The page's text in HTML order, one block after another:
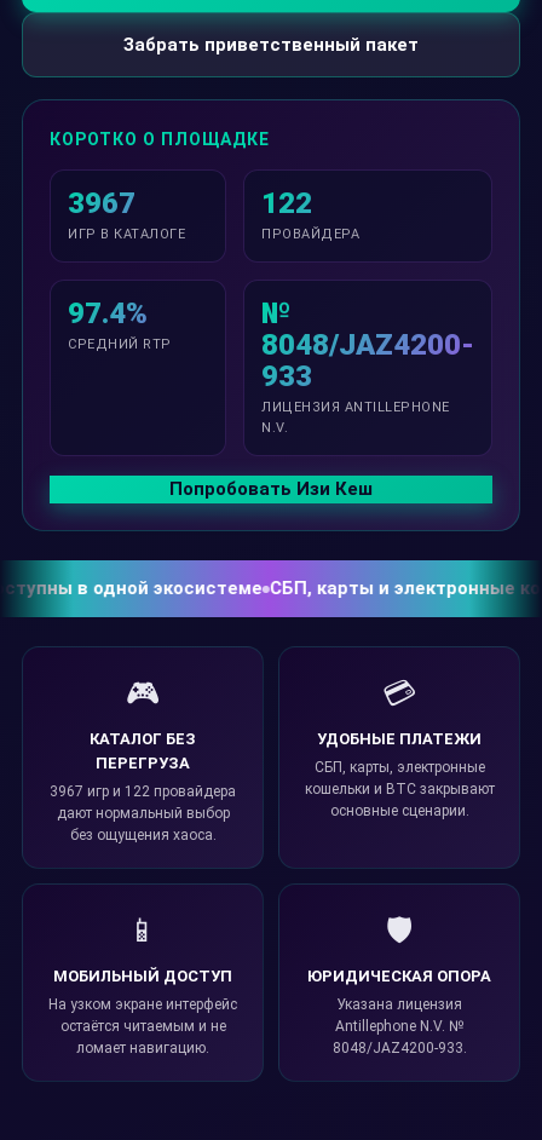
Забрать приветственный пакет
КОРОТКО О ПЛОЩАДКЕ
3967
ИГР В КАТАЛОГЕ
122
ПРОВАЙДЕРА
97.4%
СРЕДНИЙ RTP
№
8048/JAZ4200-
933
ЛИЦЕНЗИЯ ANTILLEPHONE
N.V.
Попробовать Изи Кеш
в одной экосистеме СБП, карты и электронные
🎮
КАТАЛОГ БЕЗ
ПЕРЕГРУЗА
3967 игр и 122 провайдера
дают нормальный выбор
без ощущения хаоса.
💳
УДОБНЫЕ ПЛАТЕЖИ
СБП, карты, электронные
кошельки и BTC закрывают
основные сценарии.
📱
МОБИЛЬНЫЙ ДОСТУП
На узком экране интерфейс
остаётся читаемым и не
ломает навигацию.
🛡️
ЮРИДИЧЕСКАЯ ОПОРА
Указана лицензия
Antillephone N.V. №
8048/JAZ4200-933.